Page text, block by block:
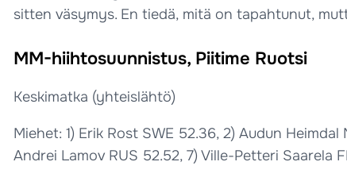
sitten väsymys. En tiedä, mitä on tapahtunut,
MM-hiihtosuunnistus, Piitime Ruotsi
Keskimatka (yhteislähtö)
Miehet: 1) Erik Rost SWE 52.36, 2) Audun
Andrei Lamov RUS 52.52, 7) Ville-Petteri Saarela